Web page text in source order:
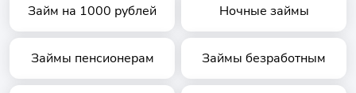
Займ на 1000 рублей Ночные займы
Займы пенсионерам Займы безработным